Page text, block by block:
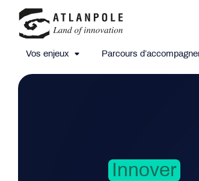
Vos enjeux Parcours
Créer